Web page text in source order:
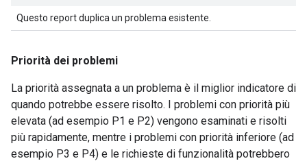
Questo report duplica un problema esistente.
Priorità dei problemi
La priorità assegnata a un problema è il miglior indicatore di
quando potrebbe essere risolto. I problemi con priorità più
elevata (ad esempio P1 e P2) vengono esaminati e risolti
più rapidamente, mentre i problemi con priorità inferiore (ad
esempio P3 e P4) e le richieste di funzionalità potrebbero